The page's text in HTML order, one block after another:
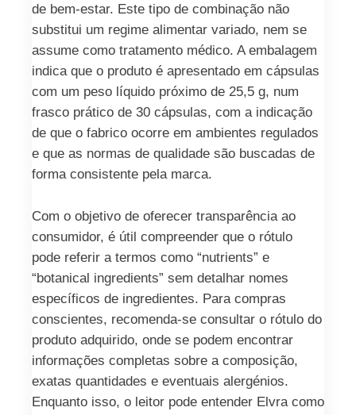
de bem-estar. Este tipo de combinação não
substitui um regime alimentar variado, nem se
assume como tratamento médico. A embalagem
indica que o produto é apresentado em cápsulas
com um peso líquido próximo de 25,5 g, num
frasco prático de 30 cápsulas, com a indicação
de que o fabrico ocorre em ambientes regulados
e que as normas de qualidade são buscadas de
forma consistente pela marca.
Com o objetivo de oferecer transparência ao
consumidor, é útil compreender que o rótulo
pode referir a termos como “nutrients” e
“botanical ingredients” sem detalhar nomes
específicos de ingredientes. Para compras
conscientes, recomenda-se consultar o rótulo do
produto adquirido, onde se podem encontrar
informações completas sobre a composição,
exatas quantidades e eventuais alergénios.
Enquanto isso, o leitor pode entender Elvra como